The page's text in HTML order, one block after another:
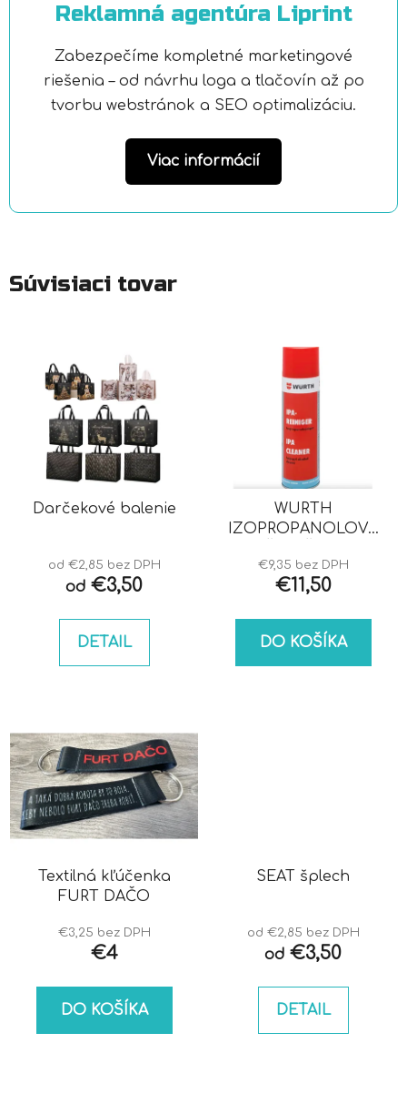
Reklamná agentúra Liprint
Zabezpečíme kompletné marketingové
riešenia – od návrhu loga a tlačovín až po
tvorbu webstránok a SEO optimalizáciu.
Viac informácií
Súvisiaci tovar
Darčekové balenie
od €2,85 bez DPH
od €3,50
DETAIL
WURTH
IZOPROPANOLOVÝ
€9,35 bez DPH
€11,50
DO KOŠÍKA
Textilná kľúčenka
FURT DAČO
€3,25 bez DPH
€4
DO KOŠÍKA
SEAT šplech
od €2,85 bez DPH
od €3,50
DETAIL